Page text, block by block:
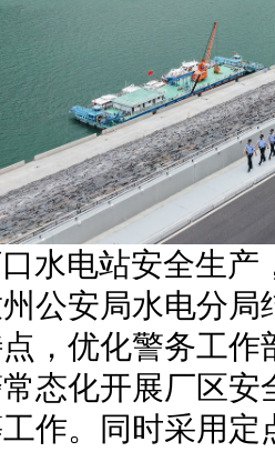
水电站安全生
公安局水电分
，优化警务工
态化开展厂区
作。同时采用